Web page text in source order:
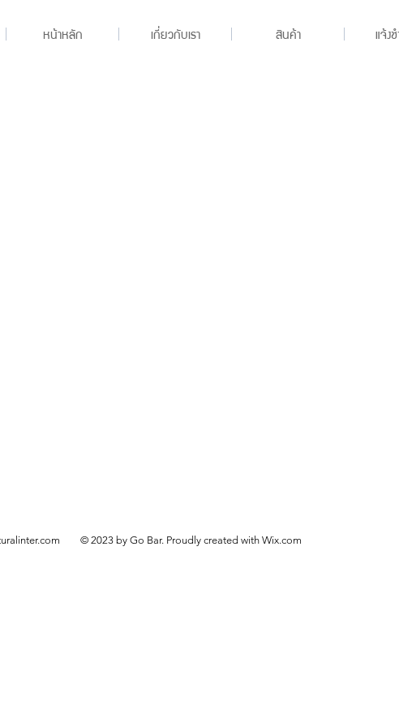
หน้าหลัก เกี่ยวกับเรา สินค้า แจ้ง
© 2023 by Go Bar. Proudly created with Wix.com